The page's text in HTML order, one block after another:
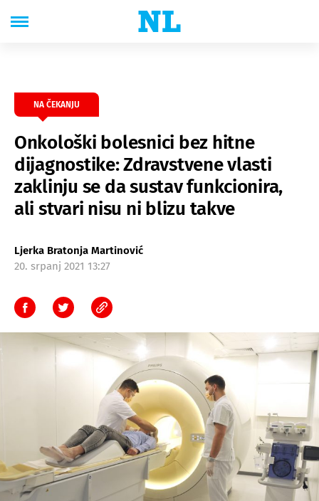
NA ČEKANJU
Onkološki bolesnici bez hitne
dijagnostike: Zdravstvene vlasti
zaklinju se da sustav funkcionira,
ali stvari nisu ni blizu takve
Ljerka Bratonja Martinović
20. srpanj 2021 13:27